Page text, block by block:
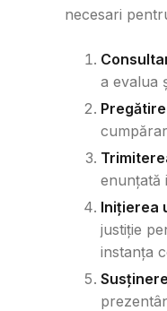
necesari
a evalua
enunțată
Inițierea
justiție
instanța